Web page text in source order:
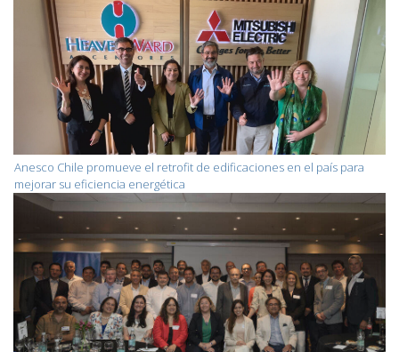
Anesco Chile promueve el retrofit de edificaciones en el país para
mejorar su eficiencia energética